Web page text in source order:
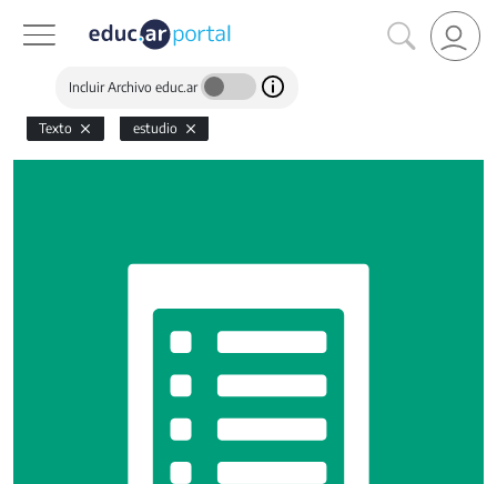
Incluir Archivo educ.ar
Texto estudio